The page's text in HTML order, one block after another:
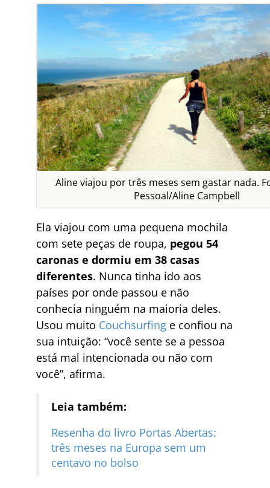
Aline viajou por três meses sem gastar nada.
Pessoal/Aline Campbell
Ela viajou com uma pequena mochila
com sete peças de roupa, pegou 54
caronas e dormiu em 38 casas
diferentes. Nunca tinha ido aos
países por onde passou e não
conhecia ninguém na maioria deles.
Usou muito Couchsurfing e confiou na
sua intuição: “você sente se a pessoa
está mal intencionada ou não com
você”, afirma.
Leia também:
Resenha do livro Portas Abertas:
três meses na Europa sem um
centavo no bolso